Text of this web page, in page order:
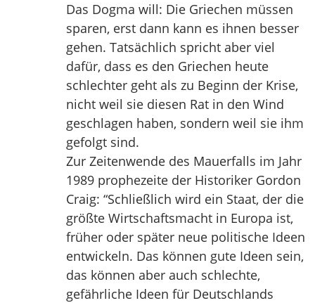
Das Dogma will: Die Griechen müssen
sparen, erst dann kann es ihnen besser
gehen. Tatsächlich spricht aber viel
dafür, dass es den Griechen heute
schlechter geht als zu Beginn der Krise,
nicht weil sie diesen Rat in den Wind
geschlagen haben, sondern weil sie ihm
gefolgt sind.
Zur Zeitenwende des Mauerfalls im Jahr
1989 prophezeite der Historiker Gordon
Craig: “Schließlich wird ein Staat, der die
größte Wirtschaftsmacht in Europa ist,
früher oder später neue politische Ideen
entwickeln. Das können gute Ideen sein,
das können aber auch schlechte,
gefährliche Ideen für Deutschlands